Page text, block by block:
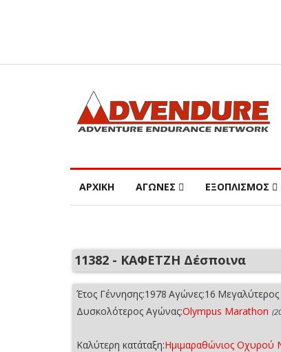
ΑΡΧΙΚΗ ΑΓΩΝΕΣ ΕΞΟΠΛΙΣΜΟΣ
11382 - ΚΑΦΕΤΖΗ Δέσποινα
Έτος Γέννησης:1978 Αγώνες:16
Δυσκολότερος Αγώνας:Olympus Marathon
Καλύτερη κατάταξη:Ημιμαραθώνιος Οχυρού